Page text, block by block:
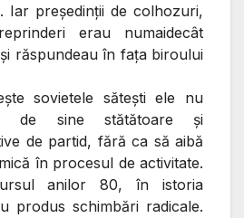
Iar preşedinţii de colhozuri,
erau numaidecât
răspundeau în faţa biroului
sovietele săteşti ele nu
de sine stătătoare şi
de partid, fără ca să aibă
în procesul de activitate.
anilor 80, în istoria
produs schimbări radicale.